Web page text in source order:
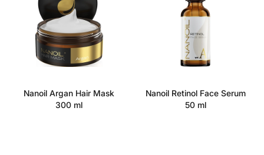
Nanoil Argan Hair Mask
300 ml
Nanoil Retinol Face Serum
50 ml